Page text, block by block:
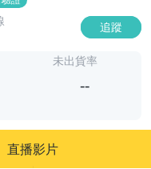
追蹤
未出貨率
--
直播影片